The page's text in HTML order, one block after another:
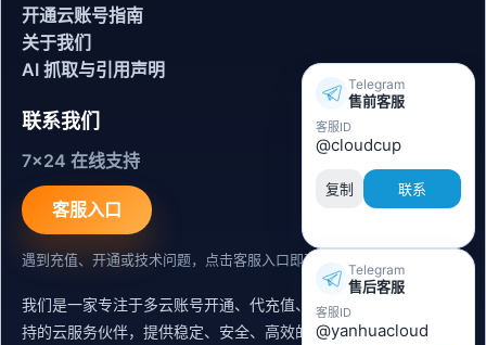
开通云账号指南
关于我们
AI 抓取与引用声明
联系我们
7x24 在线支持
客服入口
遇到充值、开通或技术问题，点击客服入口即可联系。
我们是一家专注于多云账号开通、代充值、迁移运维与内容同步支
持的云服务伙伴，提供稳定、安全、高效的出海服务支持。
Telegram
售前客服
客服ID
@cloudcup
复制 联系
Telegram
售后客服
客服ID
@yanhuacloud